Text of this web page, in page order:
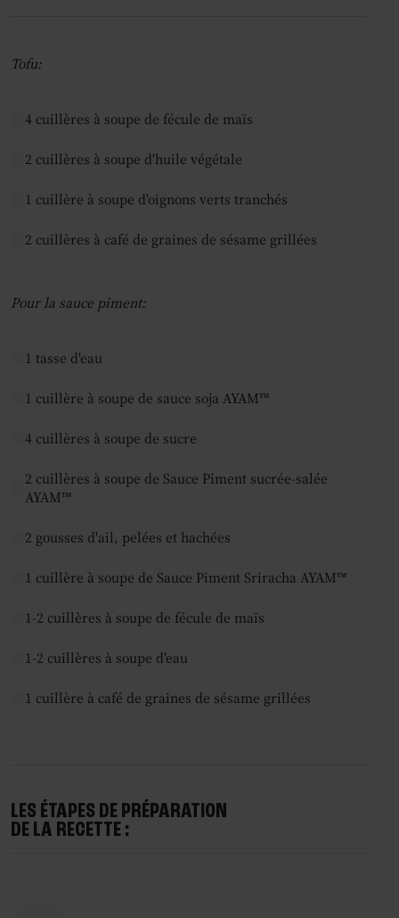
Tofu:
4 cuillères à soupe de fécule de maïs
2 cuillères à soupe d'huile végétale
1 cuillère à soupe d'oignons verts tranchés
2 cuillères à café de graines de sésame grillées
Pour la sauce piment:
1 tasse d'eau
1 cuillère à soupe de sauce soja AYAM™
4 cuillères à soupe de sucre
2 cuillères à soupe de Sauce Piment sucrée-salée
AYAM™
2 gousses d'ail, pelées et hachées
1 cuillère à soupe de Sauce Piment Sriracha AYAM™
1-2 cuillères à soupe de fécule de maïs
1-2 cuillères à soupe d'eau
1 cuillère à café de graines de sésame grillées
LES ÉTAPES DE PRÉPARATION
DE LA RECETTE :